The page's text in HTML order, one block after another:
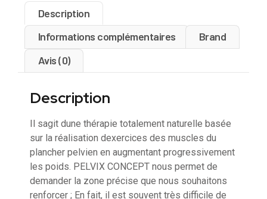
Description
Informations complémentaires
Brand
Avis (0)
Description
Il sagit dune thérapie totalement naturelle basée
sur la réalisation dexercices des muscles du
plancher pelvien en augmentant progressivement
les poids. PELVIX CONCEPT nous permet de
demander la zone précise que nous souhaitons
renforcer ; En fait, il est souvent très difficile de